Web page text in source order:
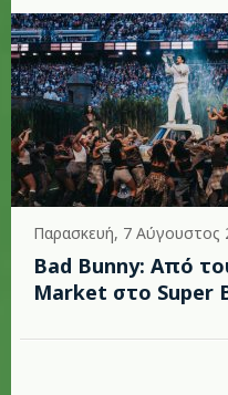
Παρασκευή, 7 Αύγουστος
Bad Bunny: Από
Market στο Super